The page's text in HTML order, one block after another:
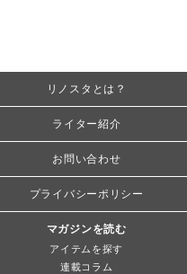
リノスタとは？
ライター紹介
お問い合わせ
プライバシーポリシー
マガジンを読む
アイテムを探す
連載コラム